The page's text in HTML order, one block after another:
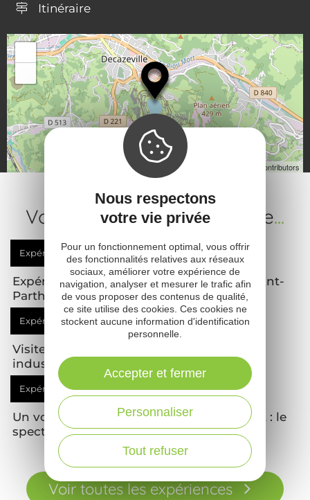
Itinéraire
44.550740, 2.261806
| Map data © OpenStreetMap contributors
Votre prochaine expérience...
Expérienceà vivre
Expérience Passerelle Himalayenne de Saint-
Parthem
Expérienceà vivre
Visite guidée du patrimoine minier et
industriel de Decazeville
Expérienceà vivre
Un voyage dans le temps en Vallée du Lot : le
spectacle de Flagnac
Voir toutes les expériences
Nous respectons
votre vie privée
Pour un fonctionnement optimal, vous offrir
des fonctionnalités relatives aux réseaux
sociaux, améliorer votre expérience de
navigation, analyser et mesurer le trafic afin
de vous proposer des contenus de qualité,
ce site utilise des cookies. Ces cookies ne
stockent aucune information d'identification
personnelle.
Tout refuser
Personnaliser
Accepter et fermer